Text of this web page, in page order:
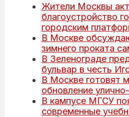
Жители Москвы
благоустройство
городским
В Москве
зимнего проката
В Зеленограде
бульвар в честь
В Москве готовят
обновление
В кампусе МГСУ
современные